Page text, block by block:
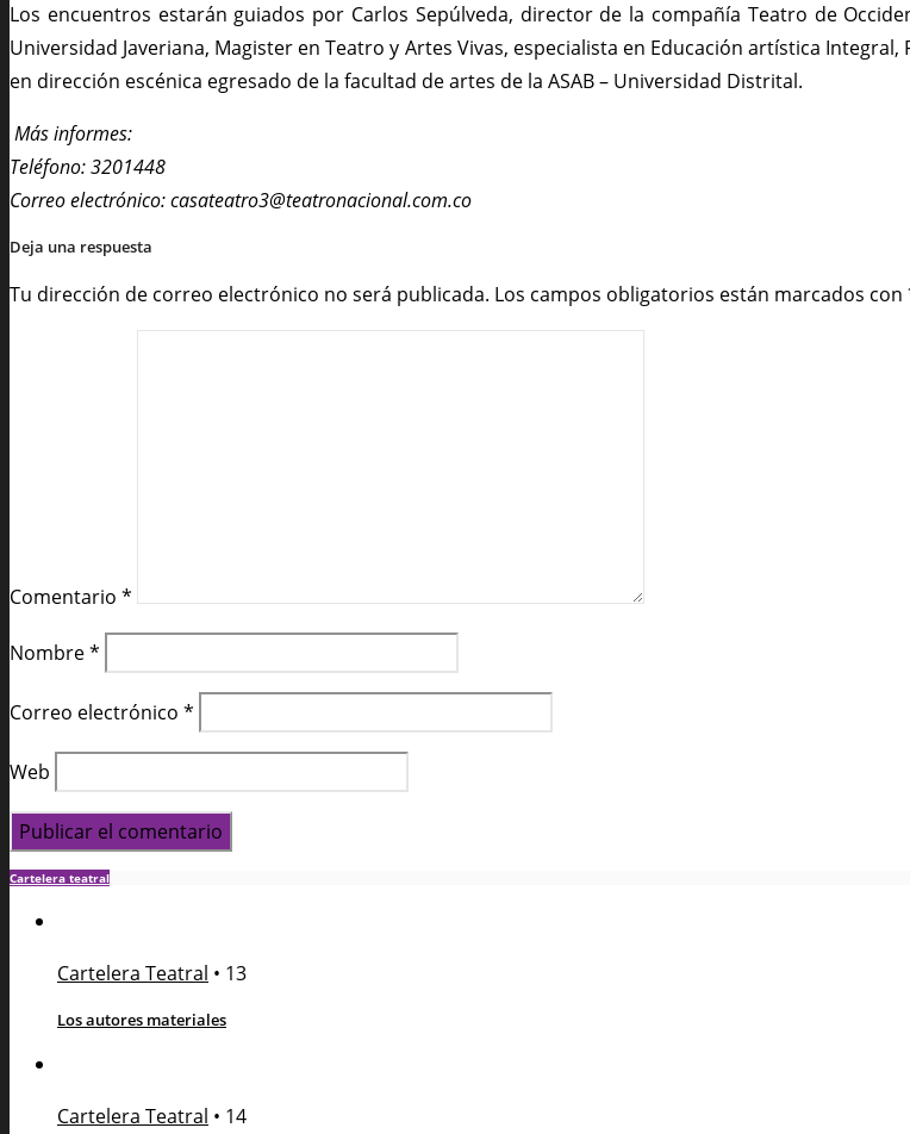
Los encuentros estarán guiados por Carlos Sepúlveda, director de la compañía Teatro de
Universidad Javeriana, Magister en Teatro y Artes Vivas, especialista en Educación artística
en dirección escénica egresado de la facultad de artes de la ASAB – Universidad Distrital.
Más informes:
Teléfono: 3201448
Correo electrónico: casateatro3@teatronacional.com.co
Deja una respuesta
Tu dirección de correo electrónico no será publicada. Los campos obligatorios están marcados con
Comentario *
Nombre*
Correo electrónico *
Web
Cartelera teatral
Cartelera Teatral • 13
Los autores materiales
Cartelera Teatral • 14